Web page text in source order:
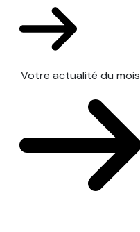
Votre actualité du mois